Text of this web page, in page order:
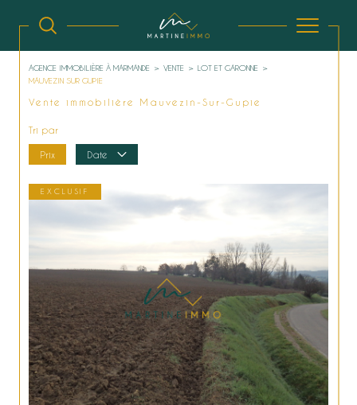
AGENCE IMMOBILIÈRE À MARMANDE VENTE
LOT ET GARONNE
MAUVEZIN SUR GUPIE
Vente immobilière Mauvezin-Sur-Gupie
Tri par
Prix Date
EXCLUSIF